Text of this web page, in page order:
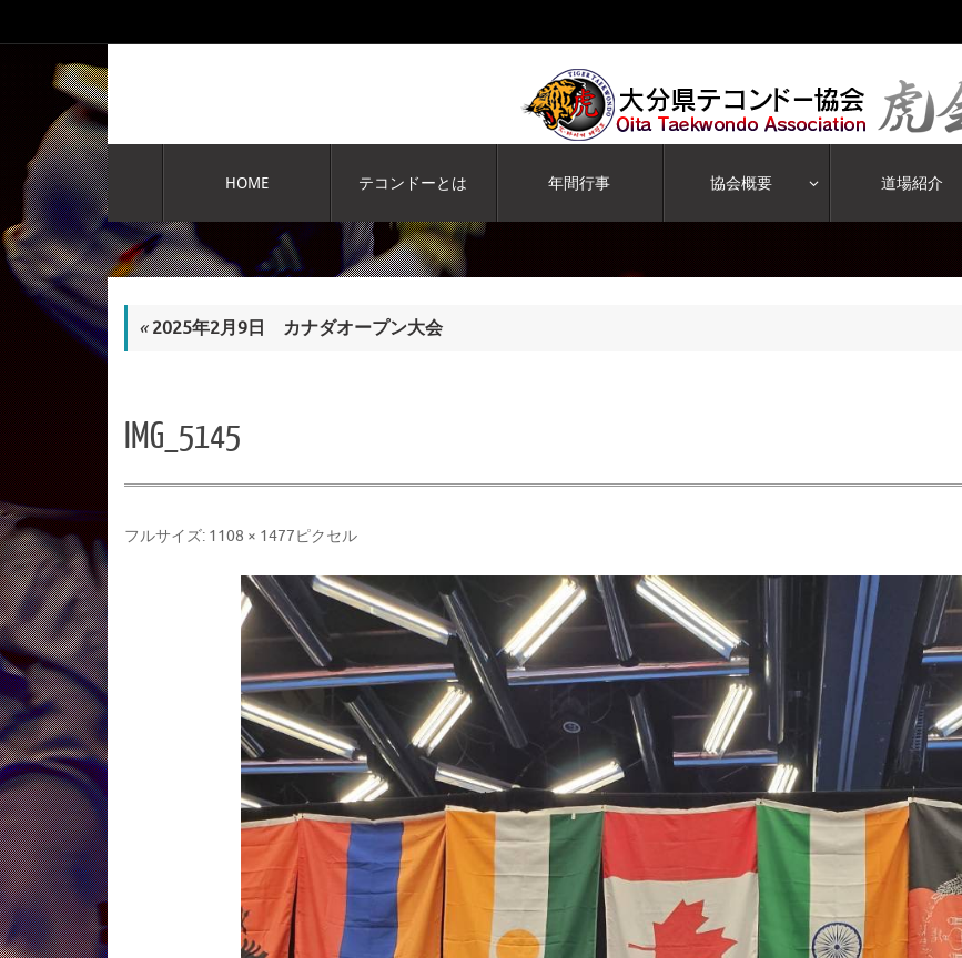
ン
キ
ッ
プ
コ
ン
テ
ン
ツ
へ
ス
キ
ッ
プ
HOME テコンドーとは 年間行事 協会概要 道場紹介
«2025年2月9日 カナダオープン大会
IMG_5145
フルサイズ: 1108 × 1477ピクセル